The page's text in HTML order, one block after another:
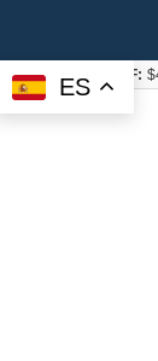
ES
(+2.93%)